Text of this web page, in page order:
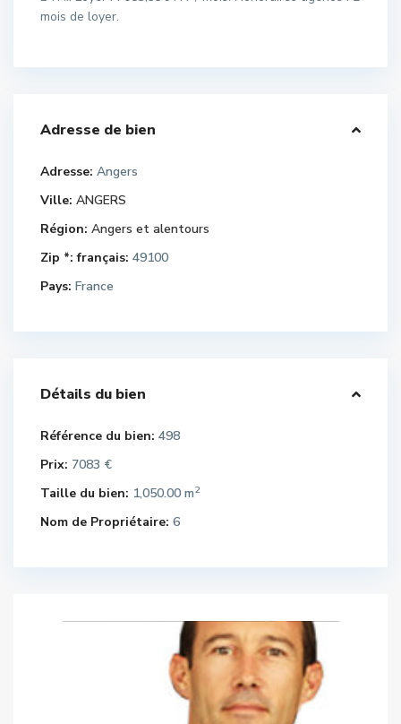
mois de loyer.
Adresse de bien
Adresse: Angers
Ville: ANGERS
Région: Angers et alentours
Zip *: français: 49100
Pays: France
Détails du bien
Référence du bien: 498
Prix: 7083 €
Taille du bien: 1,050.00 m2
Nom de Propriétaire: 6